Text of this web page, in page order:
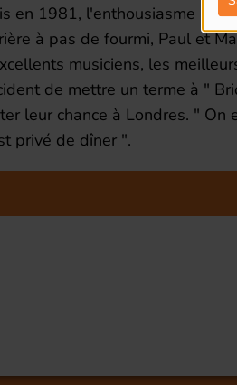
en 1981, l'enthousiasme au
à pas de fourmi, Paul et
musiciens, les
de mettre un terme à "
leur chance à Londres. "
privé de dîner ".